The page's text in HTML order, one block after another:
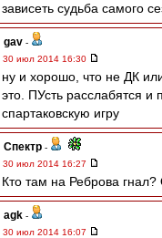
зависеть судьба самого
gav -
30 июл 2014 16:30
ну и хорошо, что не ДК
это. ПУсть расслабятся и
спартаковскую игру
Спектр -
30 июл 2014 16:27
Кто там на Реброва гнал?
agk -
30 июл 2014 16:07